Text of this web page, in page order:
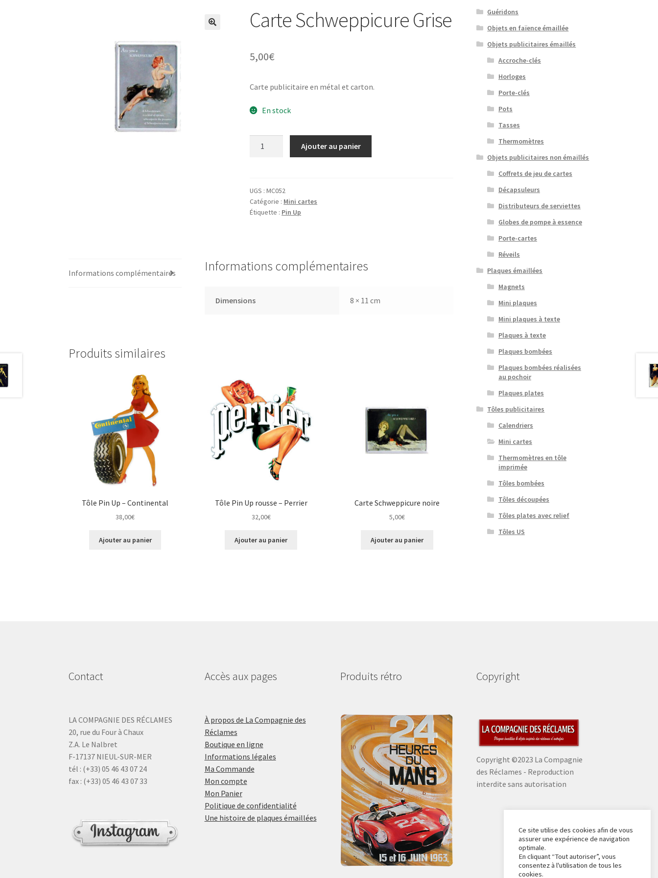
Carte Schweppicure Grise
5,00€
Carte publicitaire en métal et carton.
En stock
Grise
Ajouter au panier
UGS :MC052
Catégorie : Mini cartes
Étiquette : Pin Up
Informations complémentaires Informations complémentaires
Dimensions 8 × 11 cm
Produits similaires
Tôle Pin Up – Continental
38,00€
Ajouter au panier
Tôle Pin Up rousse – Perrier
32,00€
Ajouter au panier
Carte Schweppicure noire
5,00€
Ajouter au panier
Guéridons
Objets en faïence émaillée
Objets publicitaires émaillés
Accroche-clés
Horloges
Porte-clés
Pots
Tasses
Thermomètres
Objets publicitaires non émaillés
Coffrets de jeu de cartes
Décapsuleurs
Distributeurs de serviettes
Globes de pompe à essence
Porte-cartes
Réveils
Plaques émaillées
Magnets
Mini plaques
Mini plaques à texte
Plaques à texte
Plaques bombées
Plaques bombées réalisées
au pochoir
Plaques plates
Tôles publicitaires
Calendriers
Mini cartes
Thermomètres en tôle
imprimée
Tôles bombées
Tôles découpées
Tôles plates avec relief
Tôles US
Contact
LA COMPAGNIE DES RÉCLAMES
20, rue du Four à Chaux
Z.A. Le Nalbret
F-17137 NIEUL-SUR-MER
tél : (+33) 05 46 43 07 24
fax : (+33) 05 46 43 07 33
Accès aux pages
À propos de La Compagnie des
Réclames
Boutique en ligne
Informations légales
Ma Commande
Mon compte
Mon Panier
Politique de confidentialité
Une histoire de plaques émaillées
Produits rétro Copyright
Copyright ©2023 La Compagnie
des Réclames - Reproduction
interdite sans autorisation
Ce site utilise des cookies afin de vous
assurer une expérience de navigation
optimale.
En cliquant “Tout autoriser”, vous
consentez à l'utilisation de tous les
cookies.